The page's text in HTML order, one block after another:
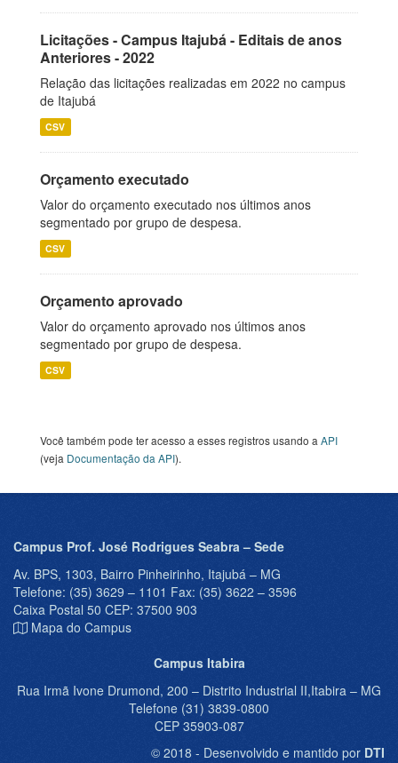
Licitações - Campus Itajubá - Editais de anos
Anteriores - 2022
Relação das licitações realizadas em 2022 no campus
de Itajubá
CSV
Orçamento executado
Valor do orçamento executado nos últimos anos
segmentado por grupo de despesa.
CSV
Orçamento aprovado
Valor do orçamento aprovado nos últimos anos
segmentado por grupo de despesa.
CSV
Você também pode ter acesso a esses registros usando a API
(veja Documentação da API).
Campus Prof. José Rodrigues Seabra – Sede
Av. BPS, 1303, Bairro Pinheirinho, Itajubá – MG
Telefone: (35) 3629 – 1101 Fax: (35) 3622 – 3596
Caixa Postal 50 CEP: 37500 903
Mapa do Campus
Campus Itabira
Rua Irmã Ivone Drumond, 200 – Distrito Industrial II,Itabira – MG
Telefone (31) 3839-0800
CEP 35903-087
© 2018 - Desenvolvido e mantido por DTI